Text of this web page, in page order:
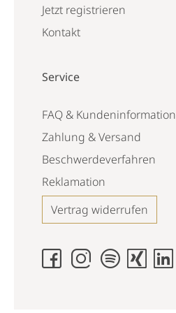
Jetzt registrieren
Kontakt
Service
FAQ & Kundeninformation
Zahlung & Versand
Beschwerdeverfahren
Reklamation
Vertrag widerrufen